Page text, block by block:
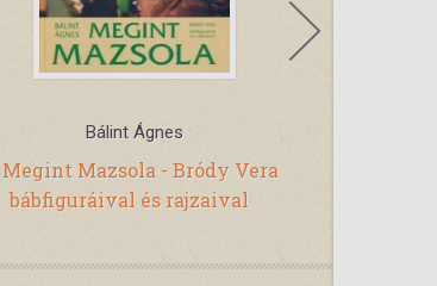
Bálint Ágnes
Megint Mazsola - Bródy Vera
bábfiguráival és rajzaival